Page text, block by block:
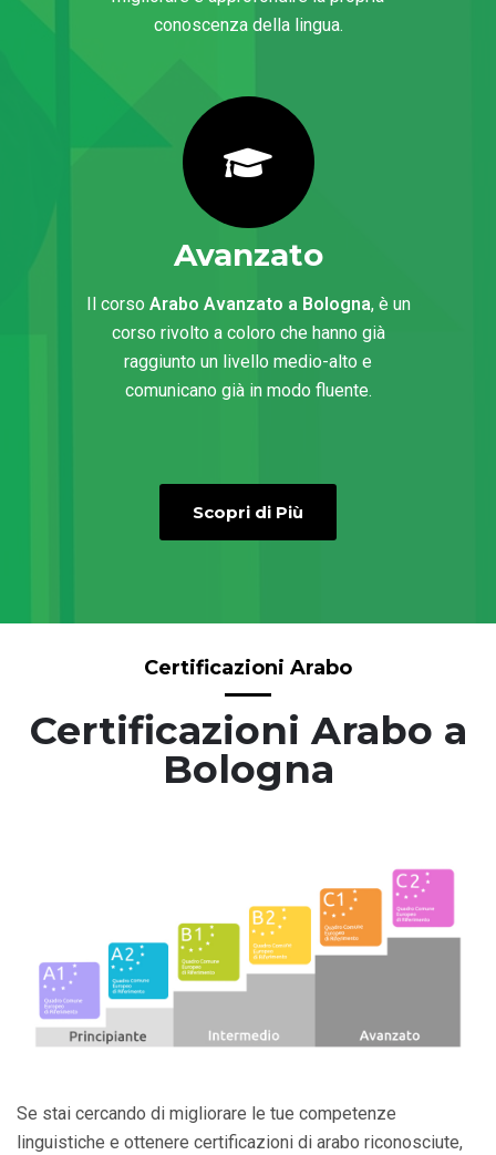
conoscenza della lingua.
Avanzato
Il corso Arabo Avanzato a Bologna, è un
corso rivolto a coloro che hanno già
raggiunto un livello medio-alto e
comunicano già in modo fluente.
Scopri di Più
Certificazioni Arabo a
Bologna
Certificazioni Arabo
Se stai cercando di migliorare le tue competenze
linguistiche e ottenere certificazioni di arabo riconosciute,